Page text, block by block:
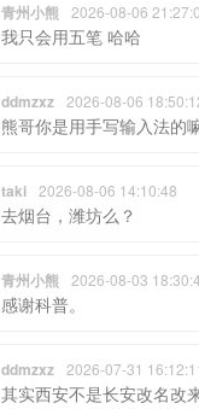
青州小熊 2026-08-06
我只会用五笔 哈哈
ddmzxz 2026-08-06
熊哥你是用手写输入法的
taki 2026-08-06 14:10:48
去烟台，潍坊么？
青州小熊 2026-08-03
感谢科普。
ddmzxz 2026-07-31
其实西安不是长安改名改